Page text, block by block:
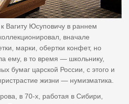
Вагиту Юсуповичу в раннем
вначале
марки, обертки конфет, но
ему, в то время — школьнику,
бумаг царской России, с этого и
жизни — нумизматика.
в 70-х, работая в Сибири,